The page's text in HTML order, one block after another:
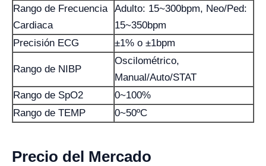
Rango de Frecuencia
Cardiaca
Adulto: 15~300bpm, Neo/Ped:
15~350bpm
Precisión ECG
±1% o ±1bpm
Rango de NIBP
Oscilométrico,
Manual/Auto/STAT
Rango de SpO2
0~100%
Rango de TEMP
0~50ºC
Precio del Mercado